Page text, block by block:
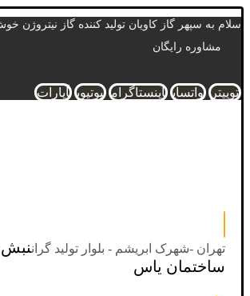
سلام به سپهر گاز کاویان تولید کننده گاز نیتروژن
مشاوره رایگان
توییتر واتساپ اینستاگرام یوتیوب آپارات
تهران -شهرک ابریشم - بلوار تولید گران
ساختمان یاس